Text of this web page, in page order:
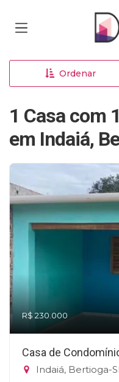
Ordenar
1 Casa com
em Indaiá,
R$ 230.000
Casa de
Indaiá, Bertioga-